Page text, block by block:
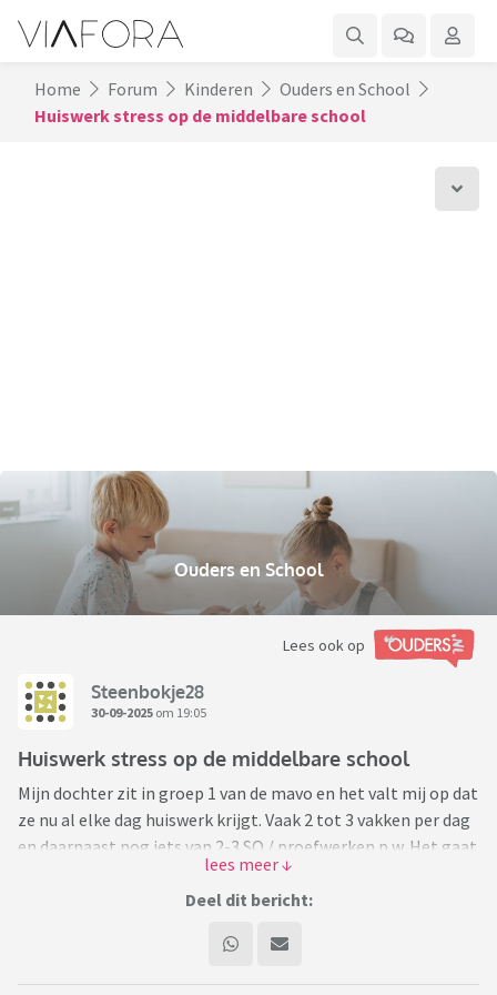
Home Forum Kinderen
Ouders en School
Huiswerk stress op de middelbare school
Ouders en School
Lees ook op
Steenbokje28
30-09-2025 om 19:05
Huiswerk stress op de middelbare school
Mijn dochter zit in groep 1 van de mavo en het valt mij op dat
ze nu al elke dag huiswerk krijgt. Vaak 2 tot 3 vakken per dag
en daarnaast nog iets van 2-3 SO / proefwerken p.w. Het gaat
in een erg hard tempo. Ma en vrij begint ze om 08.30 en is ze
om 16.05u uit en tegen 17.00u thuis. De rest van de week is ze
en is ze na school, even uitrusten en eten en dan naar haar
sportles pas rond 20.00 thuis. Dan is ze echt wel moe en heeft
Deel dit bericht: